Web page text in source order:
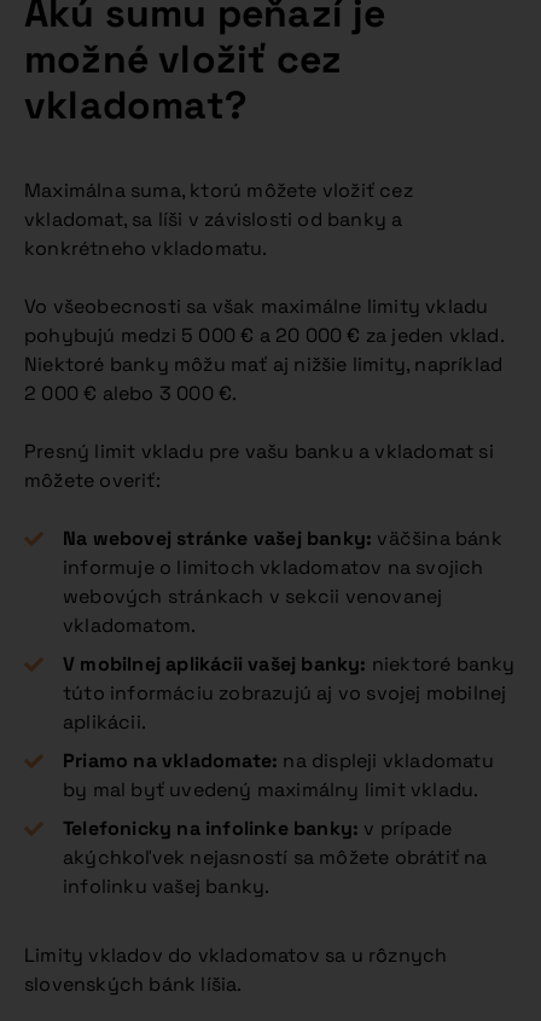
Akú sumu peňazí je
možné vložiť cez
vkladomat?
Maximálna suma, ktorú môžete vložiť cez
vkladomat, sa líši v závislosti od banky a
konkrétneho vkladomatu.
Vo všeobecnosti sa však maximálne limity vkladu
pohybujú medzi 5 000 € a 20 000 € za jeden vklad.
Niektoré banky môžu mať aj nižšie limity, napríklad
2 000 € alebo 3 000 €.
Presný limit vkladu pre vašu banku a vkladomat si
môžete overiť:
Na webovej stránke vašej banky: väčšina bánk
informuje o limitoch vkladomatov na svojich
webových stránkach v sekcii venovanej
vkladomatom.
V mobilnej aplikácii vašej banky: niektoré banky
túto informáciu zobrazujú aj vo svojej mobilnej
aplikácii.
Priamo na vkladomate: na displeji vkladomatu
by mal byť uvedený maximálny limit vkladu.
Telefonicky na infolinke banky: v prípade
akýchkoľvek nejasností sa môžete obrátiť na
infolinku vašej banky.
Limity vkladov do vkladomatov sa u rôznych
slovenských bánk líšia.